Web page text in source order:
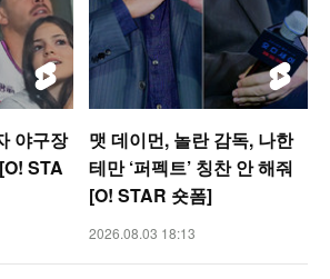
야구장
STA
맷 데이먼, 놀란 감독, 나한
테만 ‘퍼펙트’ 칭찬 안 해줘
[O! STAR 숏폼]
2026.08.03 18:13